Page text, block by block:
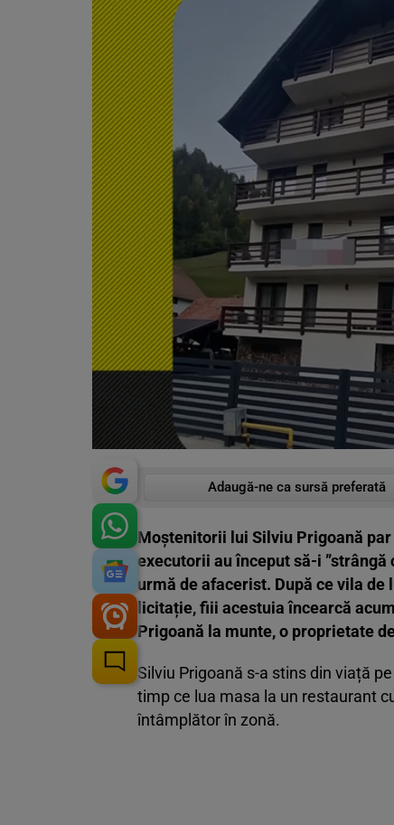
Adaugă-ne ca sursă preferată
Moștenitorii lui Silviu Prigoană
executorii au început să-i
urmă de afacerist. După ce vila
licitație, fiii acestuia încearcă
Prigoană la munte, o proprietate
Silviu Prigoană s-a stins din viață
timp ce lua masa la un restaurant
întâmplător în zonă.